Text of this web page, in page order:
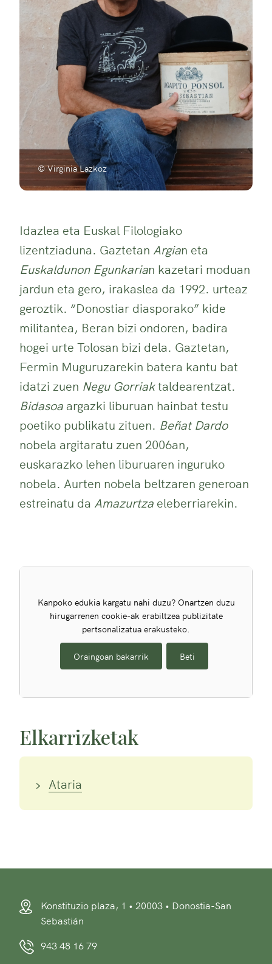
© Virginia Lazkoz
Idazlea eta Euskal Filologiako
lizentziaduna. Gaztetan Argian eta
Euskaldunon Egunkarian kazetari moduan
jardun eta gero, irakaslea da 1992. urteaz
geroztik. “Donostiar diasporako” kide
militantea, Beran bizi ondoren, badira
hogei urte Tolosan bizi dela. Gaztetan,
Fermin Muguruzarekin batera kantu bat
idatzi zuen Negu Gorriaktaldearentzat.
Bidasoa argazki liburuan hainbat testu
poetiko publikatu zituen. Beñat Dardo
nobela argitaratu zuen 2006an,
euskarazko lehen liburuaren inguruko
nobela. Aurten nobela beltzaren generoan
estreinatu da Amazurtza eleberriarekin.
Kanpoko edukia kargatu nahi duzu? Onartzen duzu
hirugarrenen cookie-ak erabiltzea publizitate
pertsonalizatua erakusteko.
Oraingoan bakarrik Beti
Elkarrizketak
Ataria
Konstituzio plaza, 1 • 20003 • Donostia-San
Sebastián
943 48 16 79